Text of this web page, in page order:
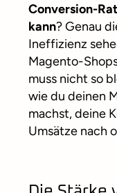
Conversion-
kann? Genau
Ineffizienz
Magento-
muss nicht so
wie du deinen
machst, deine
Umsätze nach